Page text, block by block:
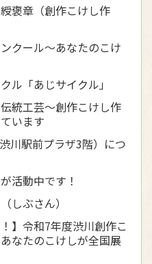
褒章（創作こけし作
クール～あなたのこけ
ル「あじサイクル」
統工芸～創作こけし作
います
川駅前プラザ3階）につ
活動中です！
しぶさん）
】令和7年度渋川創作こ
なたのこけしが全国展